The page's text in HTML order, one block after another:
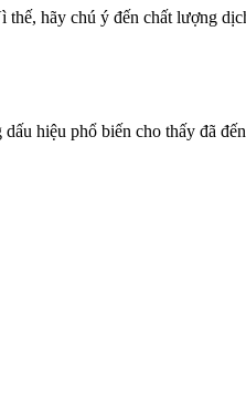
hãy chú ý đến chất lượng
hiệu phổ biến cho thấy đã